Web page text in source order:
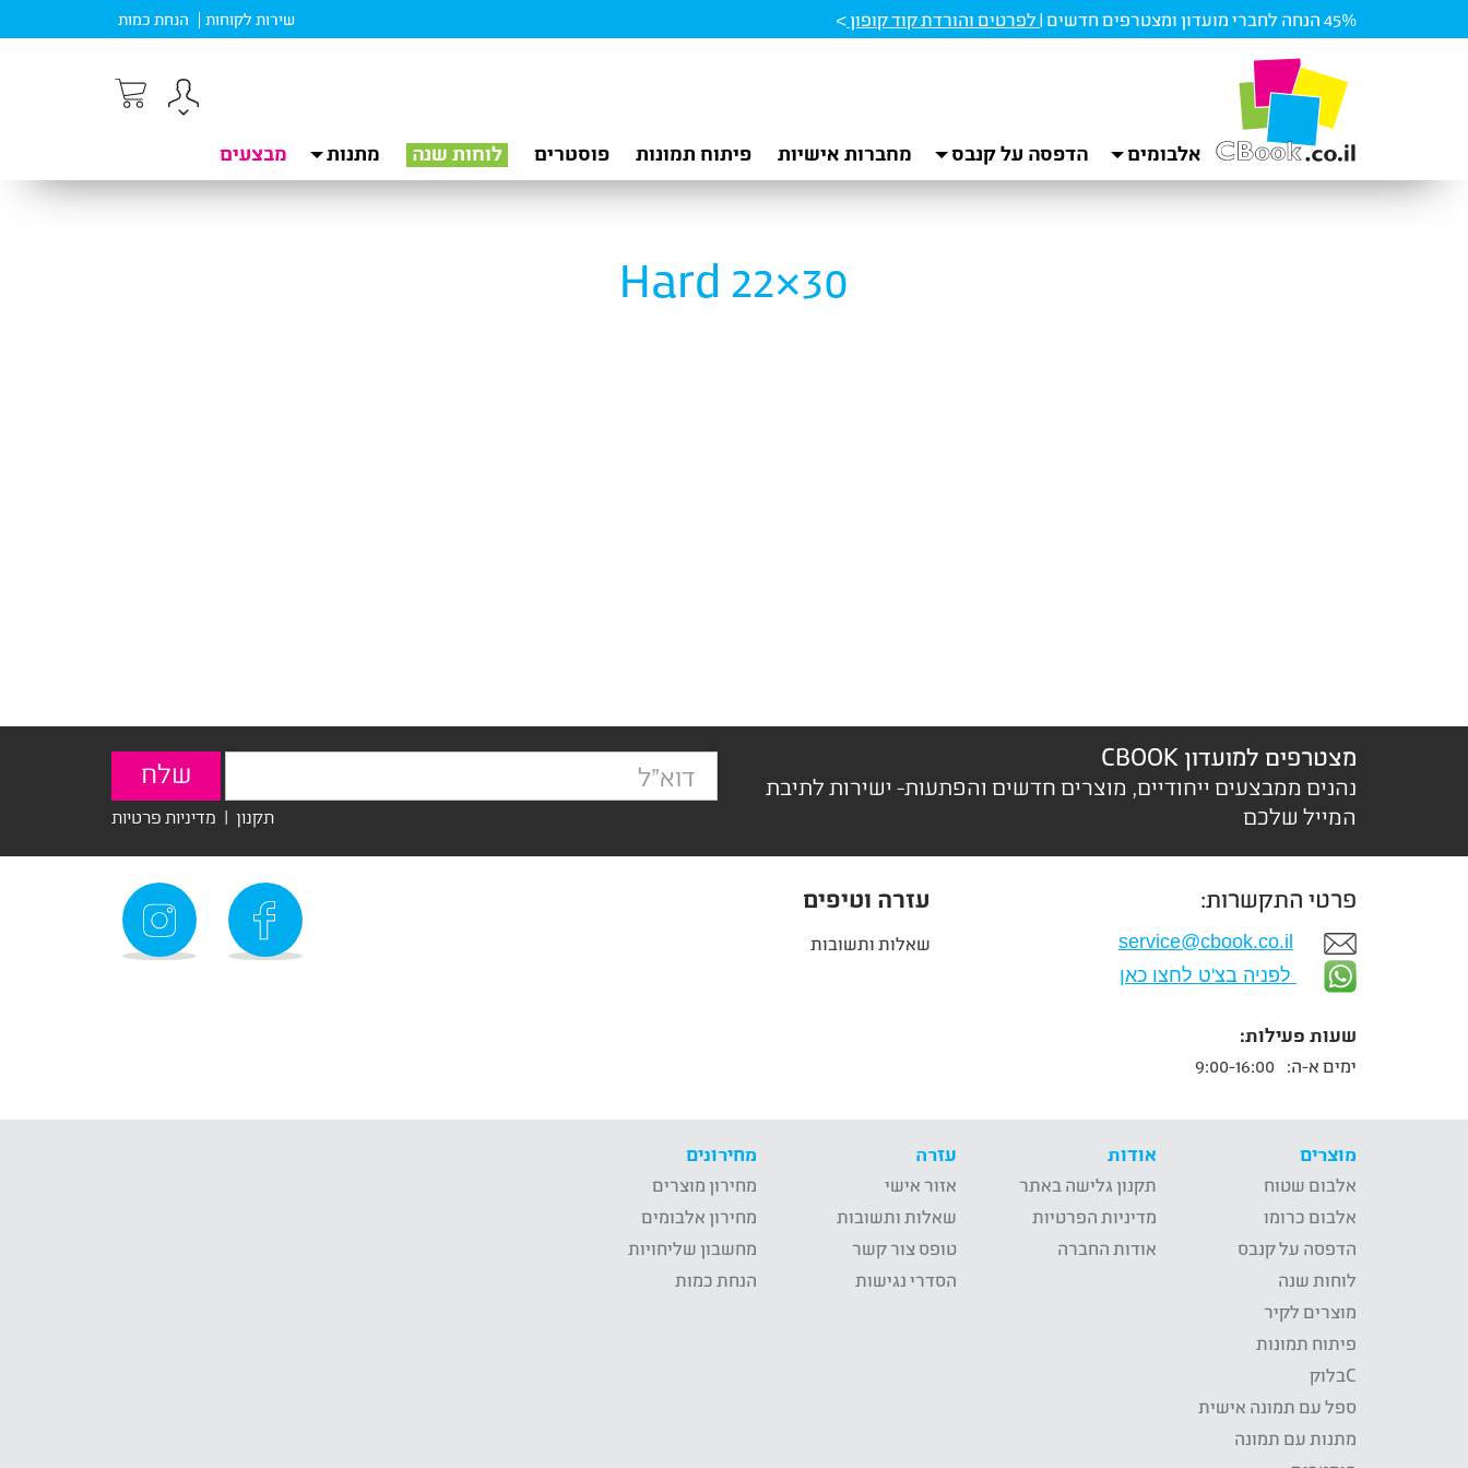
45% הנחה לחברי מועדון ומצטרפים חדשים | לפרטים והורדת קוד קופון> שירות לקוחות הנחת כמות
אלבומים הדפסה על קנבס מחברות אישיות פיתוח תמונות פוסטרים לוחות שנה מתנות מבצעים
Hard 22×30
מצטרפים למועדון CBOOK
נהנים ממבצעים ייחודיים, מוצרים חדשים והפתעות- ישירות לתיבת
המייל שלכם
תקנון | מדיניות פרטיות
פרטי התקשרות:
service@cbook.co.il
לפניה בצ'ט לחצו כאן
שעות פעילות:
ימים א-ה:
עזרה וטיפים
שאלות ותשובות
מוצרים
אלבום שטוח
אלבום כרומו
הדפסה על קנבס
לוחות שנה
מוצרים לקיר
פיתוח תמונות
Cבלוק
ספל עם תמונה אישית
מתנות עם תמונה
אודות
תקנון גלישה באתר
מדיניות הפרטיות
אודות החברה
עזרה
אזור אישי
שאלות ותשובות
טופס צור קשר
הסדרי נגישות
מחירונים
מחירון מוצרים
מחירון אלבומים
מחשבון שליחויות
הנחת כמות